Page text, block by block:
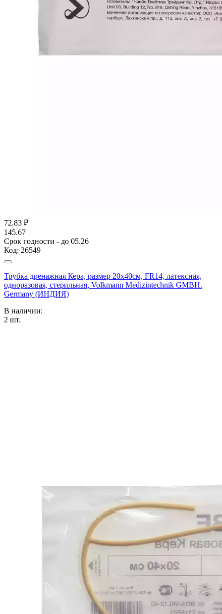
72.83 ₽
145.67
Срок годности - до 05.26
Код: 26549
Трубка дренажная Кера, размер 20х40см, FR14, латексная,
одноразовая, стерильная, Volkmann Medizintechnik GMBH.
Germany (ИНДИЯ)
В наличии:
2 шт.